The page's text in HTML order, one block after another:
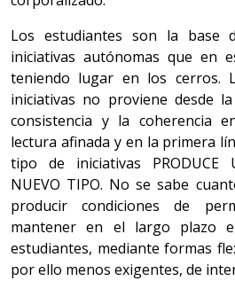
Los estudiantes son la base
iniciativas autónomas que en
teniendo lugar en los cerros.
iniciativas no proviene desde
consistencia y la coherencia
lectura afinada y en la primera
tipo de iniciativas PRODUCE
NUEVO TIPO. No se sabe
producir condiciones de
mantener en el largo plazo
estudiantes, mediante formas
por ello menos exigentes, de